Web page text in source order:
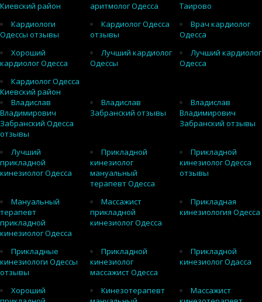
Киевский район
аритмолог Одесса
Таирово
Кардиологи
Одессы отзывы
Кардиолог Одесса
отзывы
Врач кардиолог
Одесса
Хороший
кардиолог Одесса
Лучший кардиолог
Одессы
Лучший кардиолог
Одесса
Кардиолог Одесса
Киевский район
Владислав
Владимирович
Забранский Одесса
отзывы
Владислав
Забранский отзывы
Владислав
Владимирович
Забранский отзывы
Лучший
прикладной
кинезиолог Одесса
Прикладной
кинезиолог
мануальный
терапевт Одесса
Прикладной
кинезиолог Одесса
отзывы
Мануальный
терапевт
прикладной
кинезиолог Одесса
Массажист
прикладной
кинезиолог Одесса
Прикладная
кинезиология Одесса
Прикладные
кинезиологи Одессы
отзывы
Прикладной
кинезиолог
массажист Одесса
Прикладной
кинезиолог Одасса
Хороший
Кинезотерапевт
Массажист